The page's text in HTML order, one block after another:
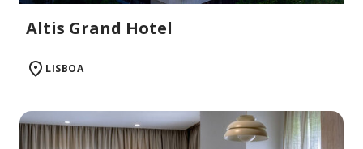
Altis Grand Hotel
LISBOA